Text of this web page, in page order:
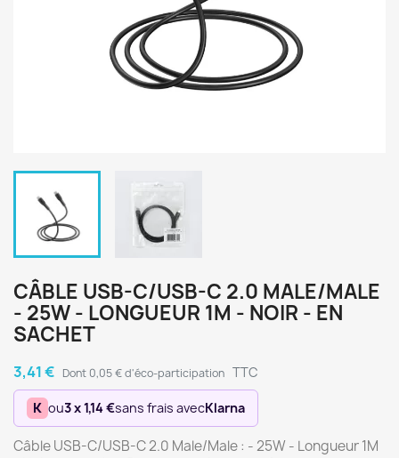
CÂBLE USB-C/USB-C 2.0 MALE/MALE
- 25W - LONGUEUR 1M - NOIR - EN
SACHET
3,41 € Dont 0,05 € d'éco-participation TTC
K ou3 x 1,14 €sans frais avecKlarna
Câble USB-C/USB-C 2.0 Male/Male : - 25W - Longueur 1M